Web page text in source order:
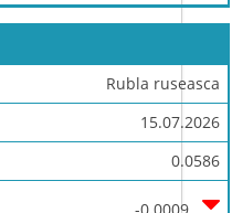
Rubla ruseasca
15.07.2026
0.0586